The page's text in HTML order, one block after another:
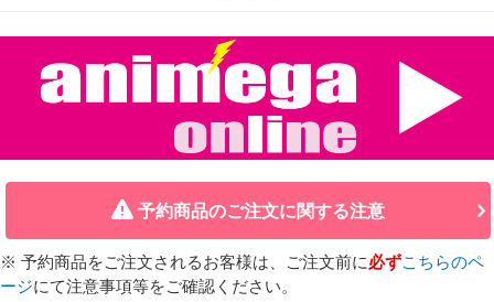
予約商品のご注文に関する注意
※ 予約商品をご注文されるお客様は、ご注文前に必ずこちらのペ
ージにて注意事項等をご確認ください。